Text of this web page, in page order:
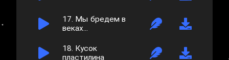
17. Мы бредем в
веках...
18. Кусок
пластилина